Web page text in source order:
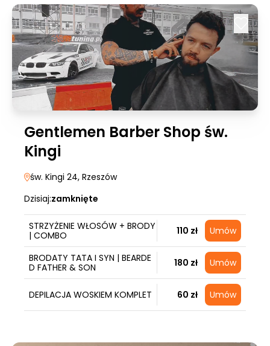
Gentlemen Barber Shop św.
Kingi
św. Kingi 24, Rzeszów
Dzisiaj:zamknięte
STRZYŻENIE WŁOSÓW + BRODY
| COMBO
110 zł Umów
BRODATY TATA I SYN | BEARDE
D FATHER & SON
180 zł Umów
DEPILACJA WOSKIEM KOMPLET 60 zł Umów